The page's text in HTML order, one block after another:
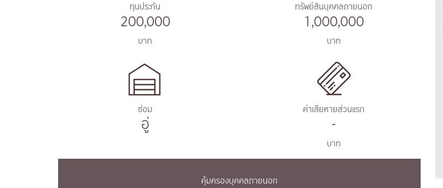
ทุนประกัน
200,000
บาท
ทรัพย์สินบุคคลภายนอก
1,000,000
บาท
ซ่อม
อู่
ค่าเสียหายส่วนแรก
-
บาท
คุ้มครองบุคคลภายนอก